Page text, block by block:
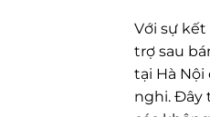
Với sự
trợ sau
tại Hà
nghi. Đây